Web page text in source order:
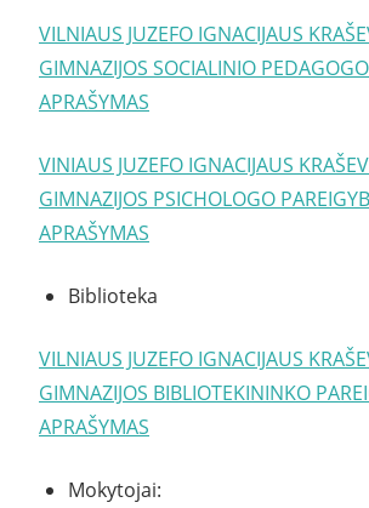
VILNIAUS JUZEFO IGNACIJAUS
GIMNAZIJOS SOCIALINIO
APRAŠYMAS
VINIAUS JUZEFO IGNACIJAUS
GIMNAZIJOS PSICHOLOGO
APRAŠYMAS
Biblioteka
VILNIAUS JUZEFO IGNACIJAUS
GIMNAZIJOS BIBLIOTEKININKO
APRAŠYMAS
Mokytojai: